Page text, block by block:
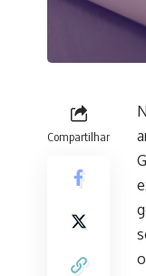
Compartilhar